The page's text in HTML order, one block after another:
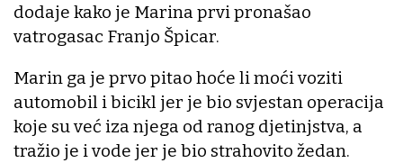
dodaje kako je Marina prvi pronašao
vatrogasac Franjo Špicar.
Marin ga je prvo pitao hoće li moći voziti
automobil i bicikl jer je bio svjestan operacija
koje su već iza njega od ranog djetinjstva, a
tražio je i vode jer je bio strahovito žedan.